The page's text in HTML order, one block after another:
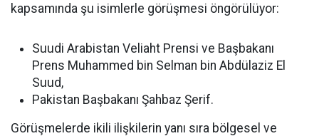
kapsamında şu isimlerle görüşmesi öngörülüyor:
Suudi Arabistan Veliaht Prensi ve Başbakanı
Prens Muhammed bin Selman bin Abdülaziz El
Suud,
Pakistan Başbakanı Şahbaz Şerif.
Görüşmelerde ikili ilişkilerin yanı sıra bölgesel ve